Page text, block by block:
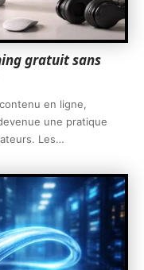
gratuit sans
en ligne,
une pratique
Les…